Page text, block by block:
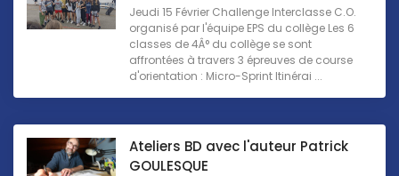
Jeudi 15 Février Challenge Interclasse C.O.
organisé par l'équipe EPS du collège Les 6
classes de 4Â° du collège se sont
affrontées à travers 3 épreuves de course
d'orientation : Micro-Sprint Itinérai ...
Ateliers BD avec l'auteur Patrick
GOULESQUE